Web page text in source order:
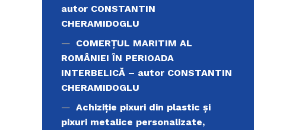
autor CONSTANTIN
CHERAMIDOGLU
COMERŢUL MARITIM AL
ROMÂNIEI ÎN PERIOADA
INTERBELICĂ – autor CONSTANTIN
CHERAMIDOGLU
Achiziţie pixuri din plastic și
pixuri metalice personalizate,